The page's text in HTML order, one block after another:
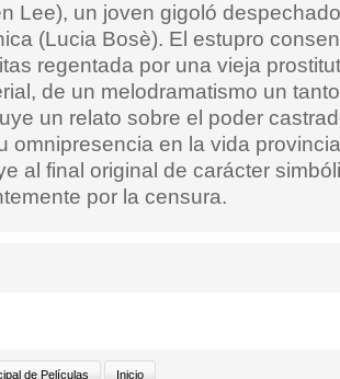
Lee), un joven gigoló
(Lucia Bosè). El estupro
regentada por una vieja
de un melodramatismo un
un relato sobre el poder
omnipresencia en la vida
al final original de carácter
por la censura.